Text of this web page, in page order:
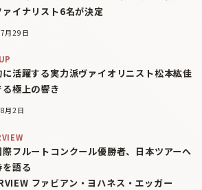
ァイナリスト6名が決定
月29日
に活躍する実力派ヴァイオリニスト松本紘佳
極上の響き
月2日
際フルートコンクール優勝者、日本ツアーへ
を語る
ファビアン・ヨハネス・エッガー